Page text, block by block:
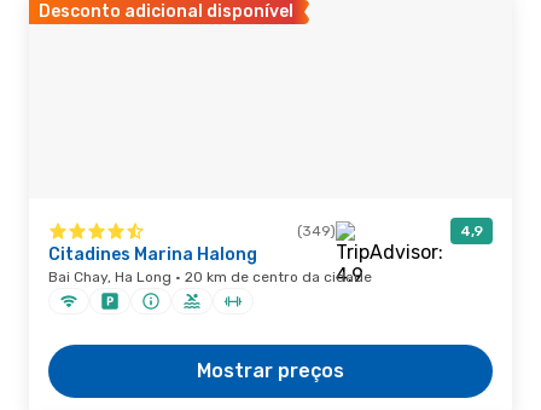
Desconto adicional disponível
(349) 4,9
Citadines Marina Halong
Bai Chay, Ha Long · 20 km de centro da cidade
Mostrar preços